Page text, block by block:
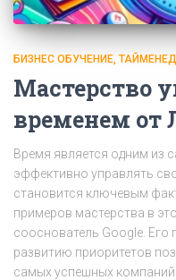
БИЗНЕС ОБУЧЕНИЕ
Мастерство
временем от
Время является одним из
эффективно управлять
становится ключевым
примеров мастерства в
сооснователь Google. Его
развитию приоритетов
самых успешных компаний